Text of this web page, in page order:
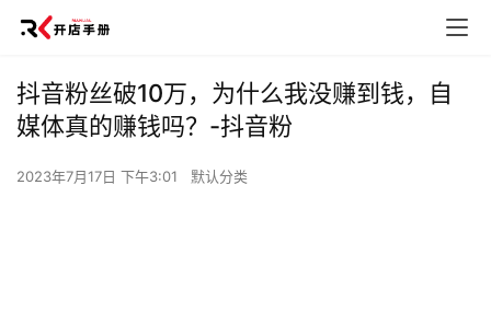
抖音粉丝破10万，为什么我没赚到钱，自
媒体真的赚钱吗？-抖音粉
2023年7月17日 下午3:01 默认分类